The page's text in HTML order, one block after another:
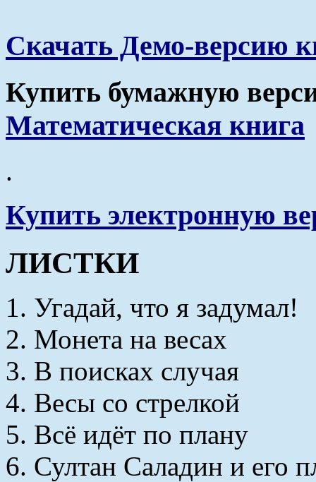
Скачать Демо-версию
Купить бумажную
Математическая книга
.
Купить электронную
ЛИСТКИ
1. Угадай, что я задумал!
2. Монета на весах
3. В поисках случая
4. Весы со стрелкой
5. Всё идёт по плану
6. Султан Саладин и его